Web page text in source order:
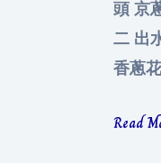
頭 京
二 出
香蔥
老
Read